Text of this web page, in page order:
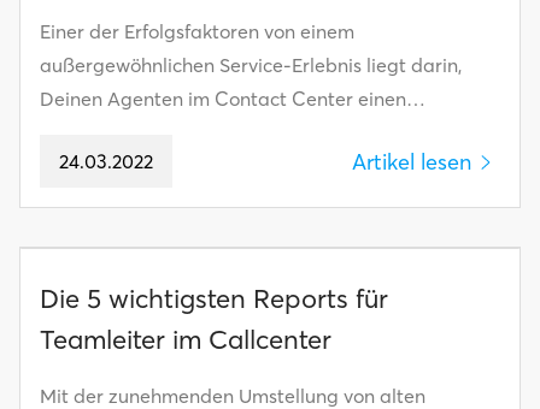
Einer der Erfolgsfaktoren von einem
außergewöhnlichen Service-Erlebnis liegt darin,
Deinen Agenten im Contact Center einen…
24.03.2022 Artikel lesen
Die 5 wichtigsten Reports für
Teamleiter im Callcenter
Mit der zunehmenden Umstellung von alten